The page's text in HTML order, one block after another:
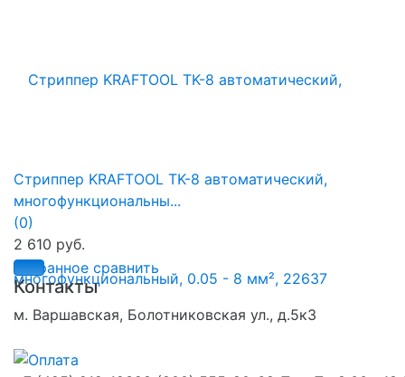
избранное сравнить
Стриппер KRAFTOOL TK-8 автоматический,
многофункциональны...
(0)
2 610 руб.
Контакты
м. Варшавская, Болотниковская ул., д.5к3